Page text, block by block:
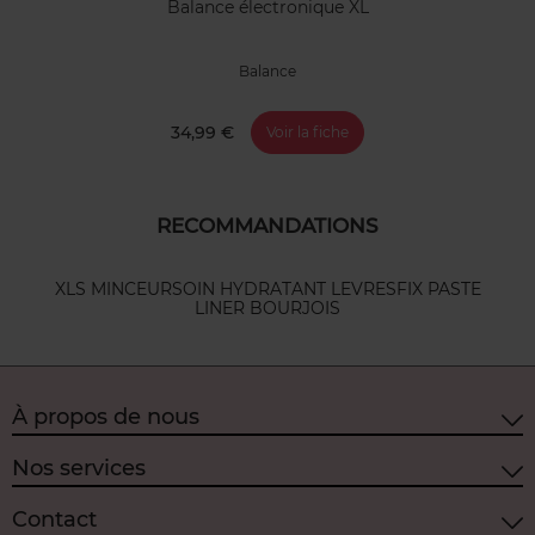
Balance électronique XL
Balance
34,99 € Voir la fiche
RECOMMANDATIONS
XLS MINCEURSOIN HYDRATANT LEVRESFIX PASTE
LINER BOURJOIS
À propos de nous
Nos services
Contact